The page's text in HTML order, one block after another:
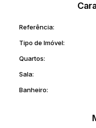
📏Tamanho do terreno:
💰Investimento de:
Agende uma visita com
Referência:
Tipo de Imóvel:
Quartos:
Sala:
Banheiro: